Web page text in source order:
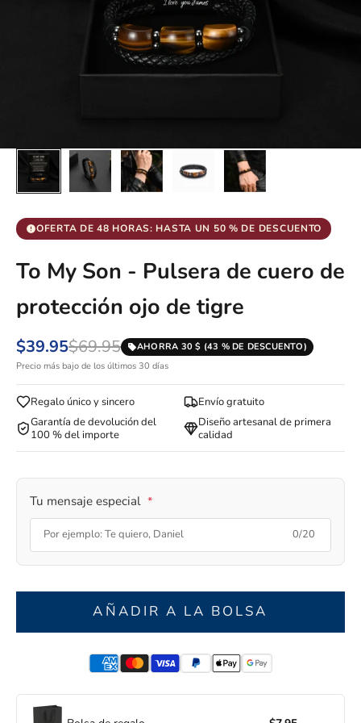
OFERTA DE 48 HORAS: HASTA UN 50 % DE DESCUENTO
To My Son - Pulsera de cuero de
protección ojo de tigre
$39.95$69.95
AHORRA 30 $ (43 % DE DESCUENTO)
Precio más bajo de los últimos 30 días
Regalo único y sincero
Envío gratuito
Garantía de devolución del
100 % del importe
Diseño artesanal de primera
calidad
Tu mensaje especial *
0/20
AÑADIR A LA BOLSA